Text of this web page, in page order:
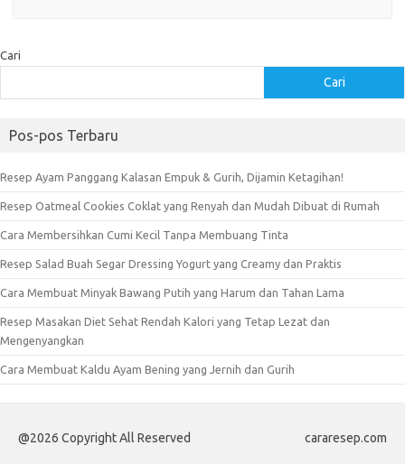
Cari
Cari
Pos-pos Terbaru
Resep Ayam Panggang Kalasan Empuk & Gurih, Dijamin Ketagihan!
Resep Oatmeal Cookies Coklat yang Renyah dan Mudah Dibuat di Rumah
Cara Membersihkan Cumi Kecil Tanpa Membuang Tinta
Resep Salad Buah Segar Dressing Yogurt yang Creamy dan Praktis
Cara Membuat Minyak Bawang Putih yang Harum dan Tahan Lama
Resep Masakan Diet Sehat Rendah Kalori yang Tetap Lezat dan
Mengenyangkan
Cara Membuat Kaldu Ayam Bening yang Jernih dan Gurih
@2026 Copyright All Reserved cararesep.com